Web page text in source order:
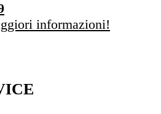
informazioni!